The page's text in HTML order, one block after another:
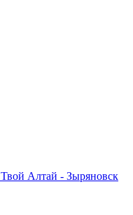
Твой Алтай - Зыряновск